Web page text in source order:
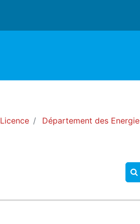
Département des
Licence
البحث في المقررات الدراسية